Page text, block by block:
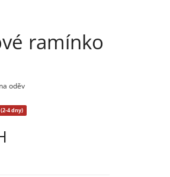
ramínko
oděv
4 dny)